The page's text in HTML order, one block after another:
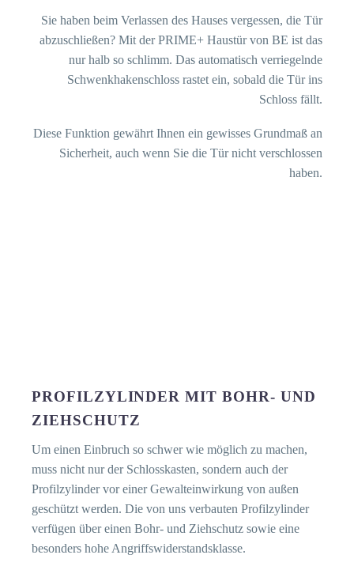
Sie haben beim Verlassen des Hauses vergessen, die Tür
abzuschließen? Mit der PRIME+ Haustür von BE ist das
nur halb so schlimm. Das automatisch verriegelnde
Schwenkhakenschloss rastet ein, sobald die Tür ins
Schloss fällt.
Diese Funktion gewährt Ihnen ein gewisses Grundmaß an
Sicherheit, auch wenn Sie die Tür nicht verschlossen
haben.
PROFILZYLINDER MITBOHR- UND
ZIEHSCHUTZ
Um einen Einbruch so schwer wie möglich zu machen,
muss nicht nur der Schlosskasten, sondern auch der
Profilzylinder vor einer Gewalteinwirkung von außen
geschützt werden. Die von uns verbauten Profilzylinder
verfügen über einen Bohr- und Ziehschutz sowie eine
besonders hohe Angriffswiderstandsklasse.